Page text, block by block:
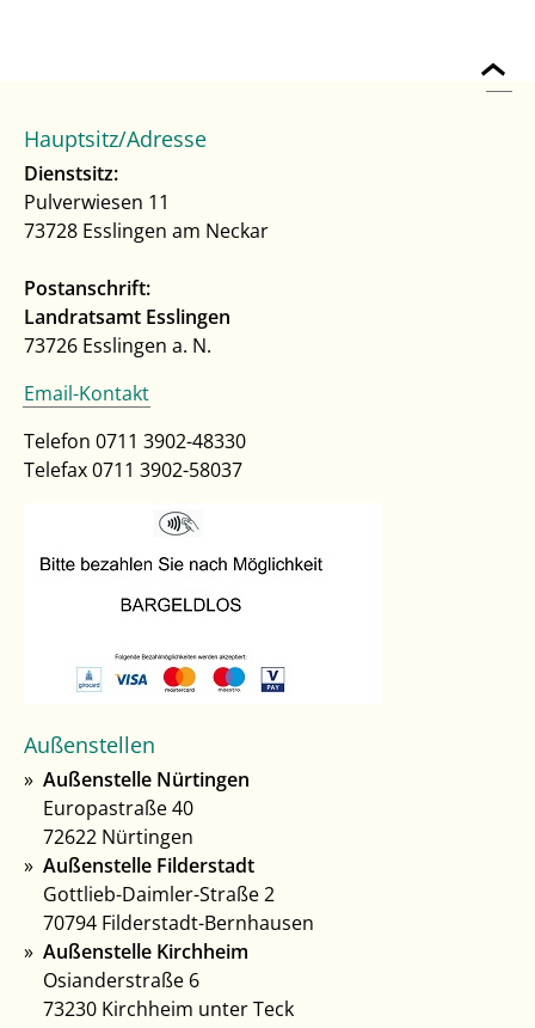
Hauptsitz/Adresse
Dienstsitz:
Pulverwiesen 11
73728 Esslingen am Neckar
Postanschrift:
Landratsamt Esslingen
73726 Esslingen a. N.
Email-Kontakt
Telefon 0711 3902-48330
Telefax 0711 3902-58037
Außenstellen
Außenstelle Nürtingen
Europastraße 40
72622 Nürtingen
Außenstelle Filderstadt
Gottlieb-Daimler-Straße 2
70794 Filderstadt-Bernhausen
Außenstelle Kirchheim
Osianderstraße 6
73230 Kirchheim unter Teck